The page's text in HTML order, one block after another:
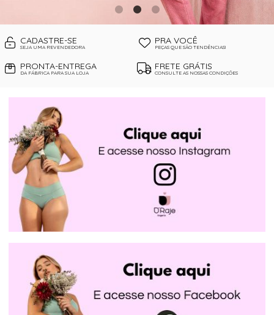
CADASTRE-SE
SEJA UMA REVENDEDORA
PRA VOCÊ
PEÇAS QUE SÃO TENDÊNCIAS!
PRONTA-ENTREGA
DA FÁBRICA PARA SUA LOJA
FRETE GRÁTIS
CONSULTE AS NOSSAS CONDIÇÕES